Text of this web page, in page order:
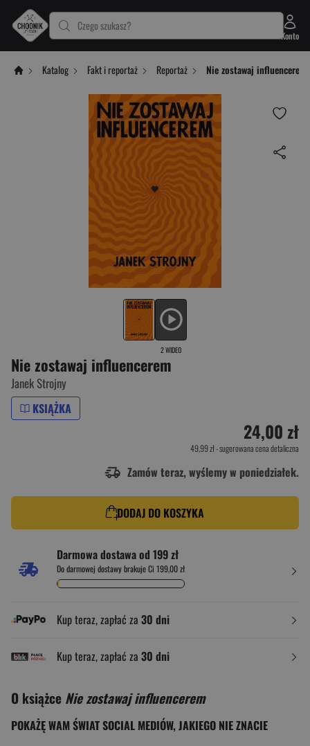
Czego szukasz?
Konto
Katalog Fakt i reportaż Reportaż Nie zostawaj influencerem
Nie zostawaj influencerem
Janek Strojny
KSIĄŻKA
2 WIDEO
24,00 zł
49,99 zł- sugerowana cena detaliczna
Zamów teraz, wyślemy w poniedziałek.
DODAJ DO KOSZYKA
Darmowa dostawa od 199 zł
Do darmowej dostawy brakuje Ci 199,00 zł
Kup teraz, zapłać za 30 dni
Kup teraz, zapłać za 30 dni
O książce Nie zostawaj influencerem
POKAŻĘ WAM ŚWIAT SOCIAL MEDIÓW, JAKIEGO NIE ZNACIE